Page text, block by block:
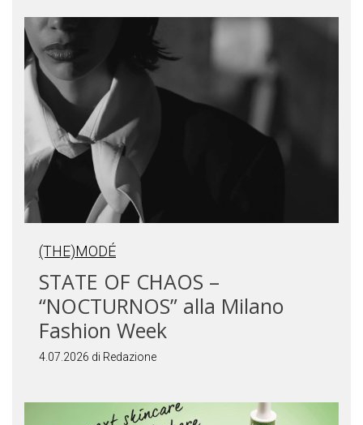
(THE)MODÉ
STATE OF CHAOS –
“NOCTURNOS” alla Milano
Fashion Week
4.07.2026 di Redazione